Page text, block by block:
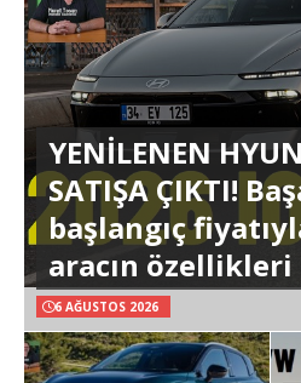
YENİLENEN
SATIŞA ÇIKTI!
başlangıç
aracın özellikleri
6 AĞUSTOS 2026